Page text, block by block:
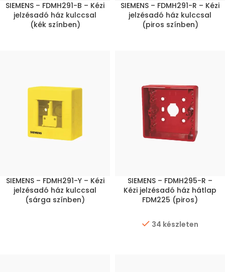
SIEMENS – FDMH291-B – Kézi
jelzésadó ház kulccsal
(kék színben)
SIEMENS – FDMH291-R – Kézi
jelzésadó ház kulccsal
(piros színben)
SIEMENS – FDMH291-Y – Kézi
jelzésadó ház kulccsal
(sárga színben)
SIEMENS – FDMH295-R –
Kézi jelzésadó ház hátlap
FDM225 (piros)
34 készleten